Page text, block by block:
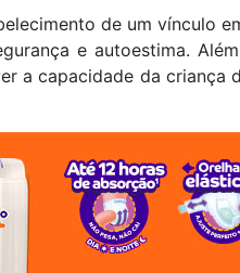
de um vínculo
e autoestima.
a capacidade da criança